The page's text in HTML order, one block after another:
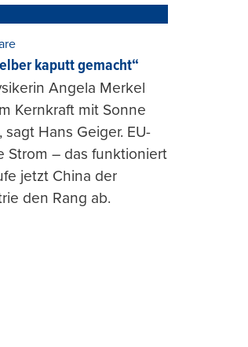
kaputt gemacht“
Angela Merkel
Kernkraft mit Sonne
Hans Geiger. EU-
Strom – das funktioniert
jetzt China der
den Rang ab.